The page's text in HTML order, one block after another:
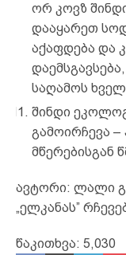
ორ კოვზ
დააყარეთ
აქაფდება და
საღამოს
შინდი
გამოირჩევა –
მწერებისგან
ავტორი: ლალი
„ელკანას”
წაკითხვა: 5,030